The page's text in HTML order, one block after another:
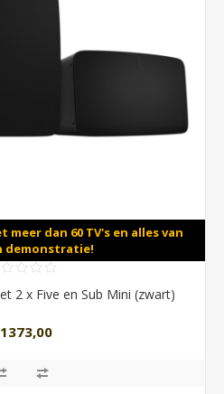
dan 60 TV's en alles van
demonstratie!
2 x Five en Sub Mini (zwart)